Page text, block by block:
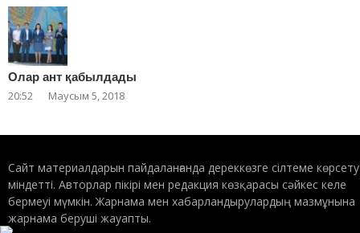
Олар ант қабылдады
20:52 Маусым 5, 2018
Сайт материалдарын пайдаланғанда дереккөзге сілтеме көрсету
міндетті. Авторлар пікірі мен редакция көзқарасы сәйкес келе
бермеуі мүмкін. Жарнама мен хабарландырулардың мазмұнына
жарнама беруші жауапты.